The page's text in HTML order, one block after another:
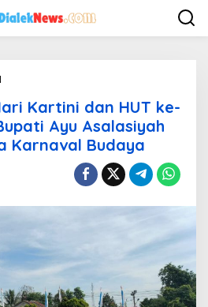
m
p
e
r
a
H
a
i
Kartini dan HUT ke-
Ayu Asalasiyah
Karnaval Budaya